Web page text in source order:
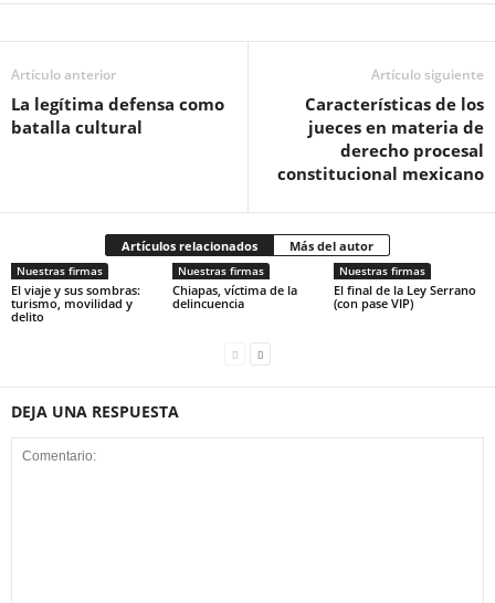
Artículo anterior
La legítima defensa como
batalla cultural
Artículo siguiente
Características de los
jueces en materia de
derecho procesal
constitucional mexicano
Artículos relacionados Más del autor
Nuestras firmas
El viaje y sus sombras:
turismo, movilidad y
delito
Nuestras firmas
Chiapas, víctima de la
delincuencia
Nuestras firmas
El final de la Ley Serrano
(con pase VIP)
DEJA UNA RESPUESTA